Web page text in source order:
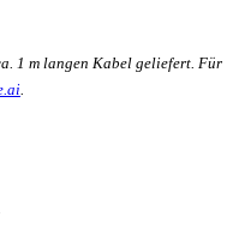
1 m langen Kabel geliefert. Für
.